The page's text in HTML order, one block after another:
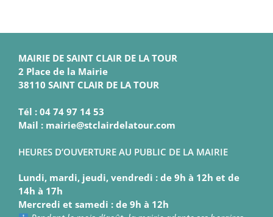
MAIRIE DE SAINT CLAIR DE LA TOUR
2 Place de la Mairie
38110 SAINT CLAIR DE LA TOUR
Tél : 04 74 97 14 53
Mail : mairie@stclairdelatour.com
HEURES D’OUVERTURE AU PUBLIC DE LA MAIRIE
Lundi, mardi, jeudi, vendredi : de 9h à 12h et de
14h à 17h
Mercredi et samedi : de 9h à 12h